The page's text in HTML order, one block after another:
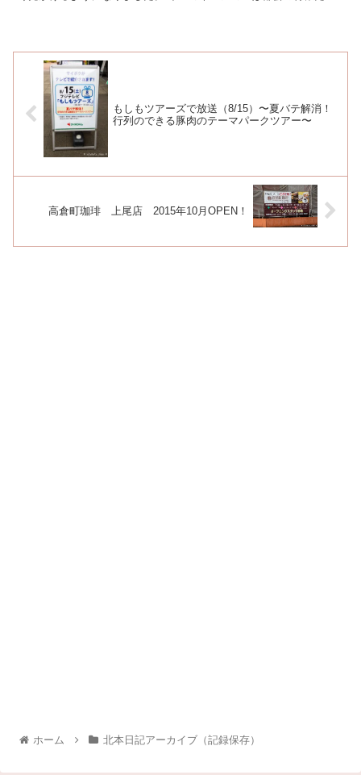
もしもツアーズで放送（8/15）〜夏バテ解消！
行列のできる豚肉のテーマパークツアー〜
高倉町珈琲 上尾店 2015年10月OPEN！
ホーム 北本日記アーカイブ（記録保存）